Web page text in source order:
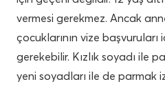
vermesi gerekmez. Ancak
çocuklarının vize başvuruları
gerekebilir. Kızlık soyadı ile
yeni soyadları ile de parmak